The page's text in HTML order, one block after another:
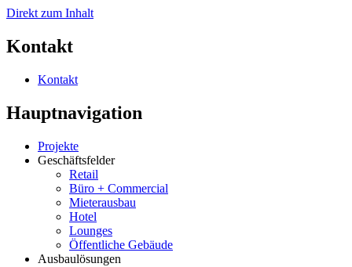
Direkt zum Inhalt
Kontakt
Kontakt
Hauptnavigation
Projekte
Geschäftsfelder
Retail
Büro + Commercial
Mieterausbau
Hotel
Lounges
Öffentliche Gebäude
Ausbaulösungen